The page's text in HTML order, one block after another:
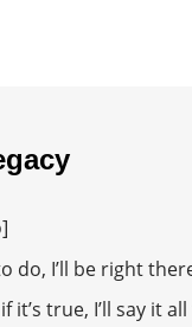
do, I’ll be right
it’s true, I’ll say it